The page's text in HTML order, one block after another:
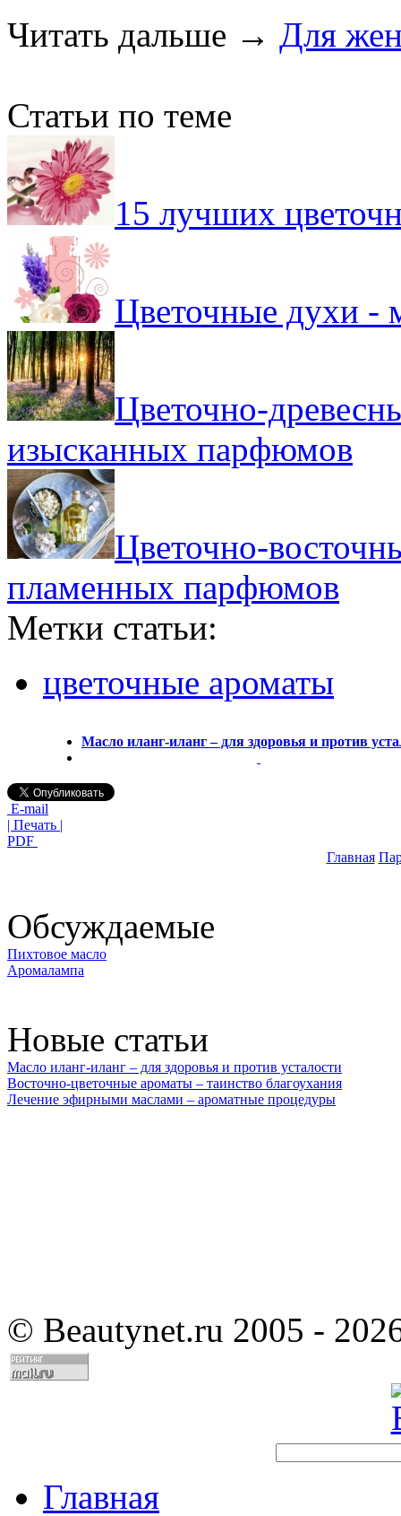
Читать дальше → Для
Статьи по теме
15 лучших
Цветочные духи -
Цветочно-
изысканных парфюмов
Цветочно-
пламенных парфюмов
Метки статьи:
цветочные ароматы
Масло иланг-иланг – для здоровья и против
E-mail
| Печать |
PDF
Главная
Обсуждаемые
Пихтовое масло
Аромалампа
Новые статьи
Масло иланг-иланг – для здоровья и против усталости
Восточно-цветочные ароматы – таинство благоухания
Лечение эфирными маслами – ароматные процедуры
© Beautynet.ru 2005 -
Главная